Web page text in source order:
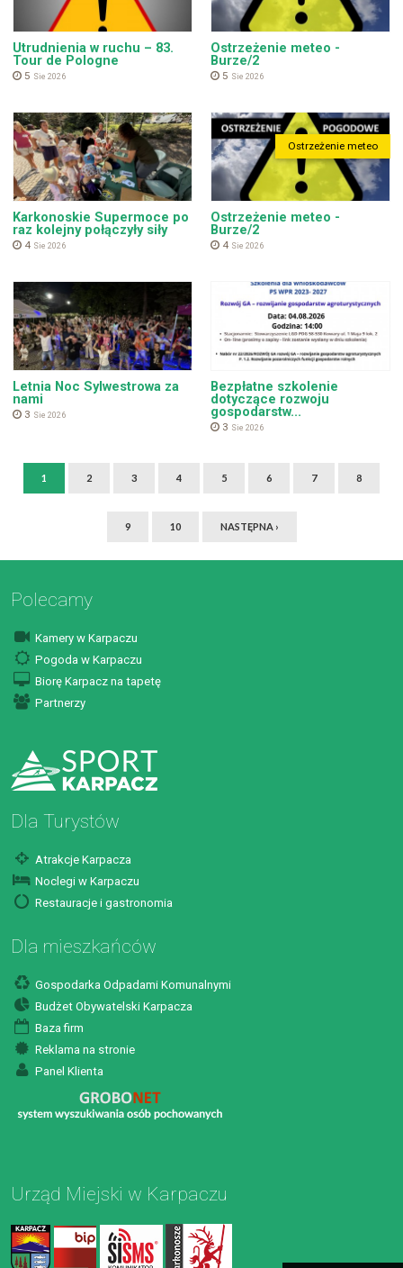
Utrudnienia w ruchu – 83.
Tour de Pologne
5 Sie 2026
Ostrzeżenie meteo -
Burze/2
5 Sie 2026
Karkonoskie Supermoce po
raz kolejny połączyły siły
4 Sie 2026
Ostrzeżenie meteo -
Burze/2
Ostrzeżenie meteo
4 Sie 2026
Letnia Noc Sylwestrowa za
nami
3 Sie 2026
Bezpłatne szkolenie
dotyczące rozwoju
gospodarstw...
3 Sie 2026
1 2 3 4 5 6 7 8
9 10 NASTĘPNA ›
Polecamy
Kamery w Karpaczu
Pogoda w Karpaczu
Biorę Karpacz na tapetę
Partnerzy
Dla Turystów
Atrakcje Karpacza
Noclegi w Karpaczu
Restauracje i gastronomia
Dla mieszkańców
Gospodarka Odpadami Komunalnymi
Budżet Obywatelski Karpacza
Baza firm
Reklama na stronie
Panel Klienta
Urząd Miejski w Karpaczu